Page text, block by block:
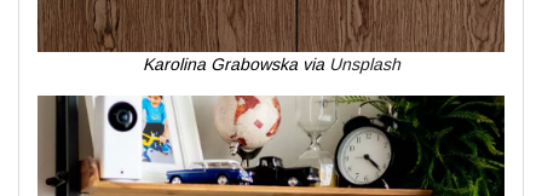
Karolina Grabowska via Unsplash